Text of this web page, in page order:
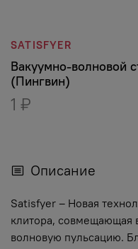
SATISFYER
Вакуумно-волновой
(Пингвин)
1 ₽
Описание
Satisfyer – Новая
клитора, совмещающая
волновую пульсацию.